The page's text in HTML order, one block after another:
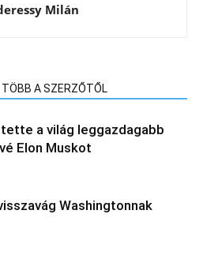
Milán
TÖBB A SZERZŐTŐL
a világ leggazdagabb
Elon Muskot
Washingtonnak